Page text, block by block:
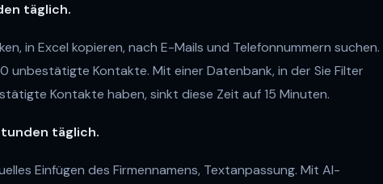
täglich.
in Excel kopieren, nach E-Mails und Telefonnummern suchen.
unbestätigte Kontakte. Mit einer Datenbank, in der Sie Filter
Kontakte haben, sinkt diese Zeit auf 15 Minuten.
täglich.
Einfügen des Firmennamens, Textanpassung. Mit AI-